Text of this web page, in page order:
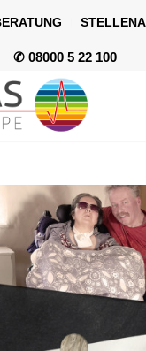
✆ 08000 5 22 100